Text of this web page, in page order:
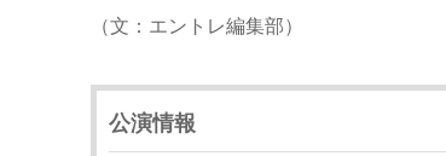
（文：エントレ編集部）
公演情報